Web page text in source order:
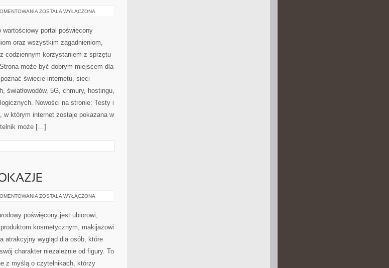
CZYTELNICY
ZOSTAŁA WYŁĄCZONA
wartościowy portal poświęcony
oraz wszystkim zagadnieniom,
codziennym korzystaniem z sprzętu
może być dobrym miejscem dla
świecie internetu, sieci
światłowodów, 5G, chmury, hostingu,
Nowości na stronie: Testy i
w którym internet zostaje pokazana w
może […]
STYLIZACJE
OKAZJE
ZOSTAŁA WYŁĄCZONA
poświęcony jest ubiorowi,
kosmetycznym, makijażowi
atrakcyjny wygląd dla osób, które
charakter niezależnie od figury. To
z myślą o czytelnikach, którzy